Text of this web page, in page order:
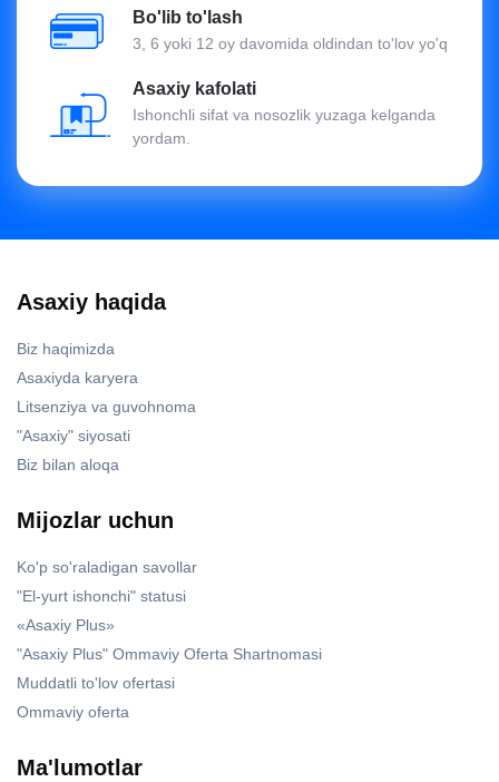
Bo'lib to'lash
3, 6 yoki 12 oy davomida oldindan to'lov yo'q
Asaxiy kafolati
Ishonchli sifat va nosozlik yuzaga kelganda
yordam.
Asaxiy haqida
Biz haqimizda
Asaxiyda karyera
Litsenziya va guvohnoma
"Asaxiy" siyosati
Biz bilan aloqa
Mijozlar uchun
Ko'p so'raladigan savollar
"El-yurt ishonchi" statusi
«Asaxiy Plus»
"Asaxiy Plus" Ommaviy Oferta Shartnomasi
Muddatli to'lov ofertasi
Ommaviy oferta
Ma'lumotlar